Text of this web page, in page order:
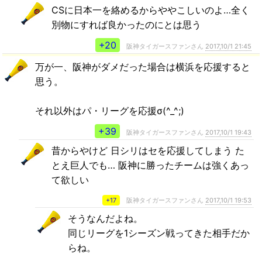
CSに日本一を絡めるからややこしいのよ…全く
別物にすれば良かったのにとは思う
+20
阪神タイガースファンさん 2017,10/1 21:45
万が一、阪神がダメだった場合は横浜を応援すると
思う。
それ以外はパ・リーグを応援σ(^_^;)
+39
阪神タイガースファンさん 2017,10/1 19:43
昔からやけど 日シリはセを応援してしまう た
とえ巨人でも… 阪神に勝ったチームは強くあっ
て欲しい
+17 阪神タイガースファンさん 2017,10/1 19:53
そうなんだよね。
同じリーグを1シーズン戦ってきた相手だか
らね。